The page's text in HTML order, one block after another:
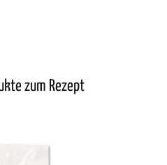
zum Rezept